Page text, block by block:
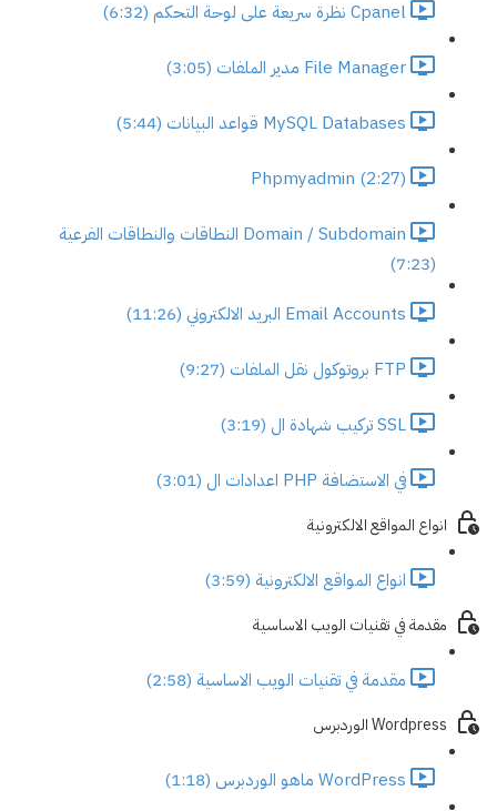
Cpanel نظرة سريعة على لوحة التحكم (6:32)
File Manager مدير الملفات (3:05)
MySQL Databases قواعد البيانات (5:44)
Phpmyadmin (2:27)
Domain / Subdomain النطاقات والنطاقات الفرعية
(7:23)
Email Accounts البريد الالكتروني (11:26)
FTP بروتوكول نقل الملفات (9:27)
SSL تركيب شهادة ال (3:19)
في الاستضافة PHP اعدادات ال (3:01)
انواع المواقع الالكترونية
انواع المواقع الالكترونية (3:59)
مقدمة في تقنيات الويب الاساسية
مقدمة في تقنيات الويب الاساسية (2:58)
Wordpress الوردبرس
WordPress ماهو الوردبرس (1:18)